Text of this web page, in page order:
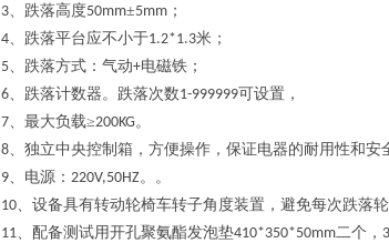
3、跌落高度50mm±5mm ；
4、跌落平台应不小于1.2*1.3米；
5、跌落方式：气动+电磁铁；
6、跌落计数器。跌落次数1-999999可设置，
7、最大负载≥200KG。
8、独立中央控制箱，方便操作，保证电器的耐用性和安
9、电源： 220V,50HZ。。
10、设备具有转动轮椅车转子角度装置，避免每次跌落
11、配备测试用开孔聚氨酯发泡垫410*350*50mm二个，